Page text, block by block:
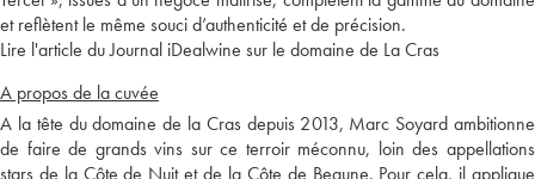
et reflètent le même souci d’authenticité et de précision.
Lire l'article du Journal iDealwine sur le domaine de La Cras
A propos de la cuvée
A la tête du domaine de la Cras depuis 2013, Marc Soyard ambitionne
de faire de grands vins sur ce terroir méconnu, loin des appellations
stars de la Côte de Nuit et de la Côte de Beaune. Pour cela, il applique